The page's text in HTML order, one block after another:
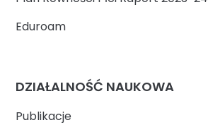
Eduroam
DZIAŁALNOŚĆ NAUKOWA
Publikacje